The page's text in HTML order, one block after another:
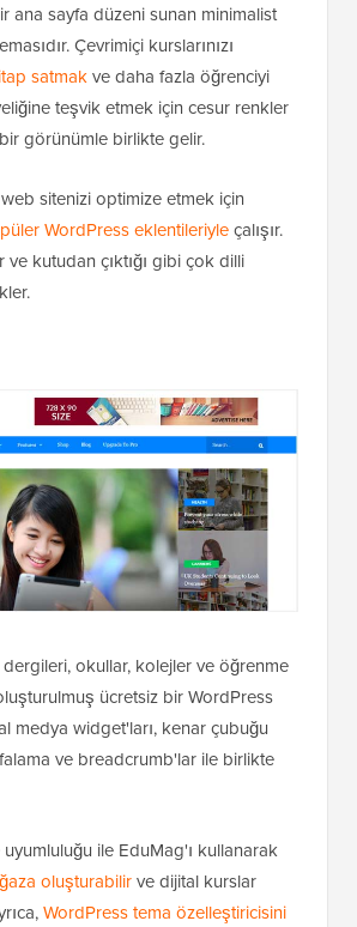
ana sayfa düzeni sunan minimalist
Çevrimiçi kurslarınızı
satmakve daha fazla öğrenciyi
teşvik etmek için cesur renkler
görünümle birlikte gelir.
sitenizi optimize etmek için
WordPress eklentileriyleçalışır.
ve kutudan çıktığı gibi çok dilli
dergileri, okullar, kolejler ve öğrenme
ücretsiz bir WordPress
medya widget'ları, kenar çubuğu
ve breadcrumb'lar ile birlikte
ile EduMag'ı kullanarak
oluşturabilirve dijital kurslar
WordPress tema özelleştiricisini